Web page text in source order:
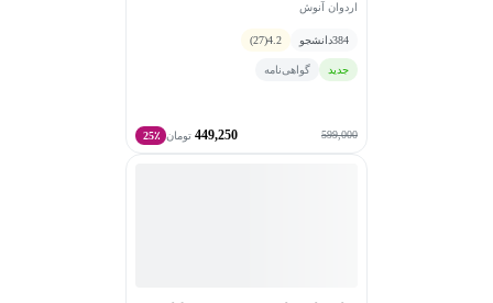
اردوان آنوش
384دانشجو 4.2
(27)
جدید گواهی‌نامه
599,000
449,250 تومان 25٪